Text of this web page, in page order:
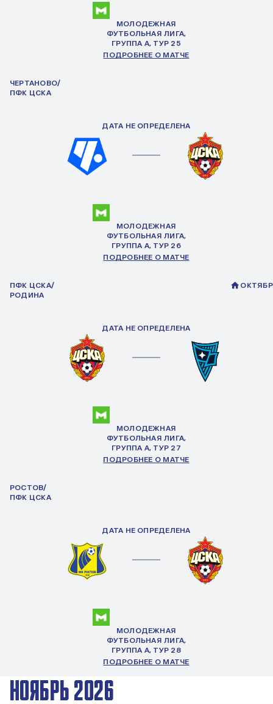
МОЛОДЕЖНАЯ
ФУТБОЛЬНАЯ ЛИГА,
ГРУППА А, ТУР 25
ПОДРОБНЕЕ О МАТЧЕ
ЧЕРТАНОВО/
ПФК ЦСКА
ДАТА НЕ ОПРЕДЕЛЕНА
МОЛОДЕЖНАЯ
ФУТБОЛЬНАЯ ЛИГА,
ГРУППА А, ТУР 26
ПОДРОБНЕЕ О МАТЧЕ
ПФК ЦСКА/
РОДИНА
ДАТА НЕ ОПРЕДЕЛЕНА
МОЛОДЕЖНАЯ
ФУТБОЛЬНАЯ ЛИГА,
ГРУППА А, ТУР 27
ПОДРОБНЕЕ О МАТЧЕ
РОСТОВ/
ПФК ЦСКА
ДАТА НЕ ОПРЕДЕЛЕНА
МОЛОДЕЖНАЯ
ФУТБОЛЬНАЯ ЛИГА,
ГРУППА А, ТУР 28
ПОДРОБНЕЕ О МАТЧЕ
НОЯБРЬ 2026